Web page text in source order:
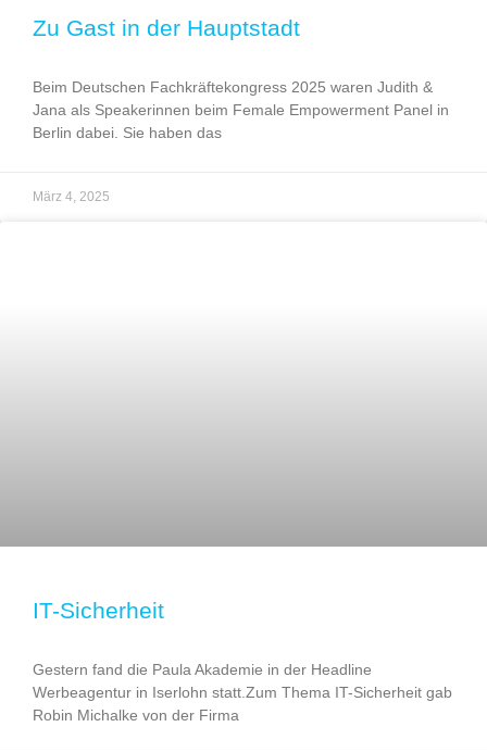
Zu Gast in der Hauptstadt
Beim Deutschen Fachkräftekongress 2025 waren Judith &
Jana als Speakerinnen beim Female Empowerment Panel in
Berlin dabei. Sie haben das
März 4, 2025
IT-Sicherheit
Gestern fand die Paula Akademie in der Headline
Werbeagentur in Iserlohn statt.Zum Thema IT-Sicherheit gab
Robin Michalke von der Firma